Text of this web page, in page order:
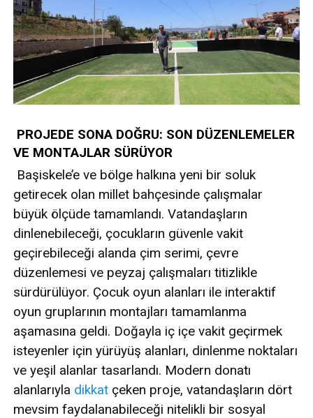
PROJEDE SONA DOĞRU: SON DÜZENLEMELER
VE MONTAJLAR SÜRÜYOR
Başiskele’e ve bölge halkına yeni bir soluk
getirecek olan millet bahçesinde çalışmalar
büyük ölçüde tamamlandı. Vatandaşların
dinlenebileceği, çocukların güvenle vakit
geçirebileceği alanda çim serimi, çevre
düzenlemesi ve peyzaj çalışmaları titizlikle
sürdürülüyor. Çocuk oyun alanları ile interaktif
oyun gruplarının montajları tamamlanma
aşamasına geldi. Doğayla iç içe vakit geçirmek
isteyenler için yürüyüş alanları, dinlenme noktaları
ve yeşil alanlar tasarlandı. Modern donatı
alanlarıyla dikkat çeken proje, vatandaşların dört
mevsim faydalanabileceği nitelikli bir sosyal